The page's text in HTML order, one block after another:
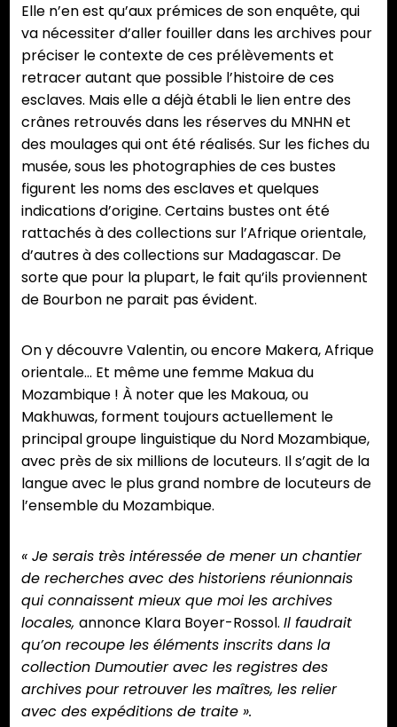
Elle n’en est qu’aux prémices de son enquête, qui
va nécessiter d’aller fouiller dans les archives pour
préciser le contexte de ces prélèvements et
retracer autant que possible l’histoire de ces
esclaves. Mais elle a déjà établi le lien entre des
crânes retrouvés dans les réserves du MNHN et
des moulages qui ont été réalisés. Sur les fiches du
musée, sous les photographies de ces bustes
figurent les noms des esclaves et quelques
indications d’origine. Certains bustes ont été
rattachés à des collections sur l’Afrique orientale,
d’autres à des collections sur Madagascar. De
sorte que pour la plupart, le fait qu’ils proviennent
de Bourbon ne parait pas évident.
On y découvre Valentin, ou encore Makera, Afrique
orientale… Et même une femme Makua du
Mozambique ! À noter que les Makoua, ou
Makhuwas, forment toujours actuellement le
principal groupe linguistique du Nord Mozambique,
avec près de six millions de locuteurs. Il s’agit de la
langue avec le plus grand nombre de locuteurs de
l’ensemble du Mozambique.
« Je serais très intéressée de mener un chantier
de recherches avec des historiens réunionnais
qui connaissent mieux que moi les archives
locales, annonce Klara Boyer-Rossol. Il faudrait
qu’on recoupe les éléments inscrits dans la
collection Dumoutier avec les registres des
archives pour retrouver les maîtres, les relier
avec des expéditions de traite ».